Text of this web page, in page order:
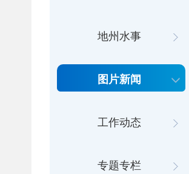
地州水事
图片新闻
工作动态
专题专栏